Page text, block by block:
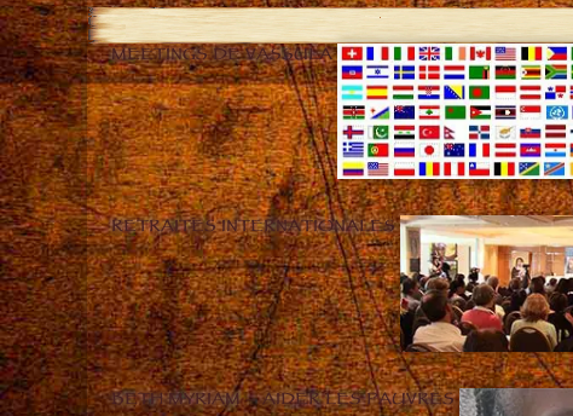
MEETINGS DE VASSULA
RETRAITES INTERNATIONALES
BETH MYRIAM – AIDER LES PAUVRES